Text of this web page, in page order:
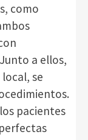
como
a ellos,
se
pacientes